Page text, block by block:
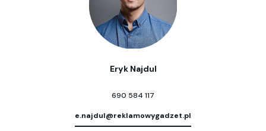
Eryk Najdul
690 584 117
e.najdul@reklamowygadzet.pl